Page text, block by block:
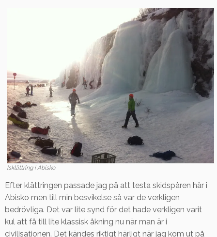
Isklättring i Abisko
Efter klättringen passade jag på att testa skidspåren här i
Abisko men till min besvikelse så var de verkligen
bedrövliga. Det var lite synd för det hade verkligen varit
kul att få till lite klassisk åkning nu när man är i
civilisationen. Det kändes riktigt härligt när jag kom ut på